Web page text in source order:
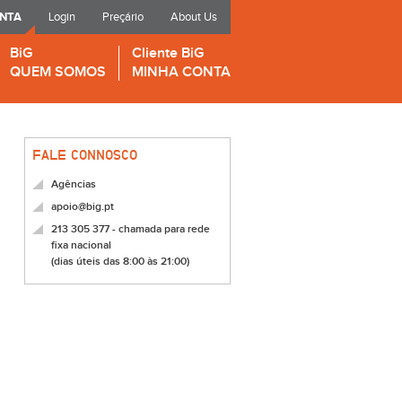
Login Preçário About Us
BiG
QUEM SOMOS
Cliente BiG
MINHA CONTA
FALE CONNOSCO
Agências
apoio@big.pt
213 305 377 - chamada para rede
fixa nacional
(dias úteis das 8:00 às 21:00)